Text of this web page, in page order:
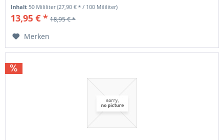
Inhalt50 Mililiter(27,90 € * / 100 Mililiter)
13,95 € * 18,95 € *
Merken